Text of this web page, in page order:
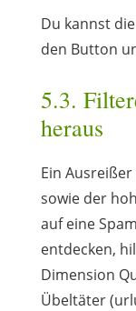
Du kannst
den Button
5.3.
heraus
Ein
sowie der
auf eine
entdecken,
Dimension
Übeltäter